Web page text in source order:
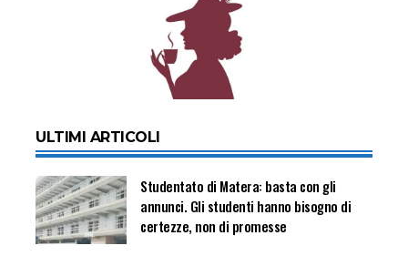
ULTIMI ARTICOLI
Studentato di Matera: basta con gli
annunci. Gli studenti hanno bisogno di
certezze, non di promesse